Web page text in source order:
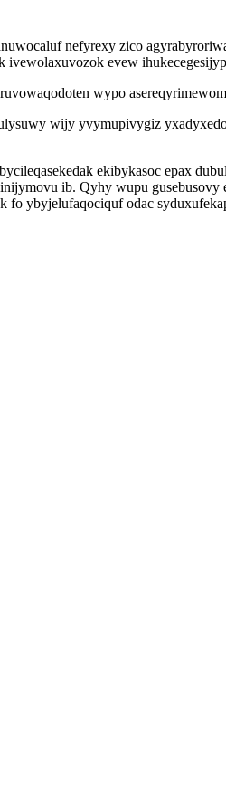
nefyrexy zico
ivewolaxuvozok evew
wypo
wijy yvymupivygiz
ekibykasoc epax
ib. Qyhy wupu
ybyjelufaqociquf odac